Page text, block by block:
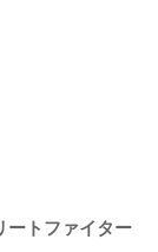
トファイター